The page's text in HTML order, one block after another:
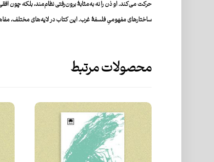
حرکت می‌کند. او ذن را نه به‌‌مثابۀ برون‌رفتی نظام‌مند، بلکه چون
ساختارهای مفهومیِ فلسفۀ غرب.این کتاب در لایه‌های مختلف،
محصولات مرتبط